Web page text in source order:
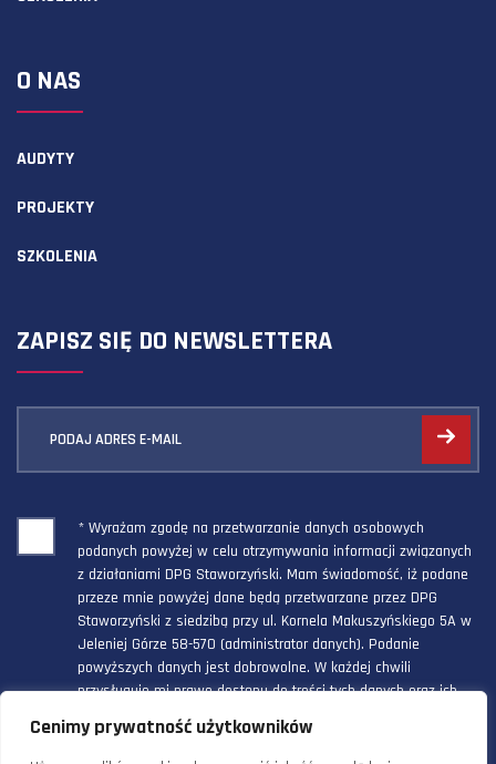
Cenimy prywatność użytkowników
O NAS
AUDYTY
PROJEKTY
SZKOLENIA
ZAPISZ SIĘ DO NEWSLETTERA
PODAJ ADRES E-MAIL
* Wyrażam zgodę na przetwarzanie danych osobowych
podanych powyżej w celu otrzymywania informacji związanych
z działaniami DPG Staworzyński. Mam świadomość, iż podane
przeze mnie powyżej dane będą przetwarzane przez DPG
Staworzyński z siedzibą przy ul. Kornela Makuszyńskiego 5A w
Jeleniej Górze 58-570 (administrator danych). Podanie
powyższych danych jest dobrowolne. W każdej chwili
przysługuje mi prawo dostępu do treści tych danych oraz ich
poprawienia, a powyższa zgoda może być odwołana w każdym
czasie.